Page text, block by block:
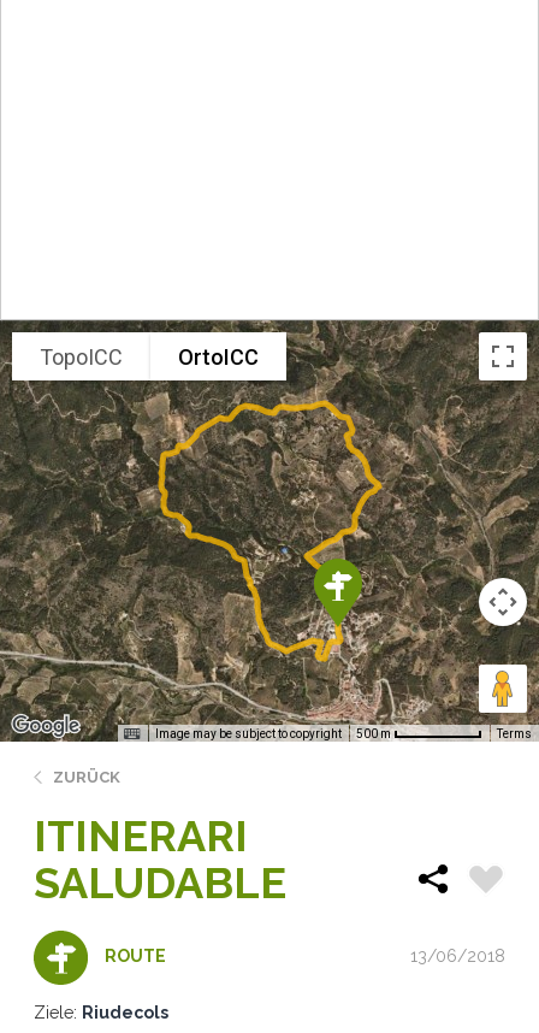
TopoICC OrtoICC
Image may be subject to copyright 500 m Terms
ZURÜCK
ITINERARI
SALUDABLE
ROUTE 13/06/2018
Ziele: Riudecols